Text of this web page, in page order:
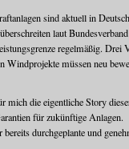
sind aktuell in
laut Bundesverband
regelmäßig. Drei
Windprojekte müssen neu
mich die eigentliche Story
für zukünftige Anlagen.
durchgeplante und